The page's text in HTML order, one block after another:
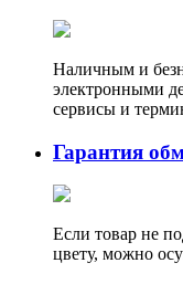
Наличным и
электронными
сервисы и
Гарантия
Если товар не
цвету, можно